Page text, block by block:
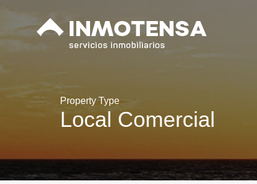
Property Type
Local Comercial